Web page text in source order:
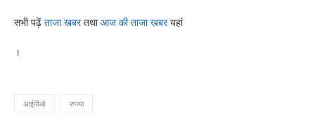
सभी पढ़ें ताजा खबरतथाआज की ताजा खबरयहां
।
आईपीओ रुपया